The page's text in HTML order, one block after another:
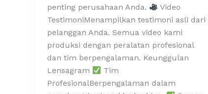
penting perusahaan Anda.
Video
TestimoniMenampilkan testimoni asli dari
pelanggan Anda. Semua video kami
produksi dengan peralatan profesional
dan tim berpengalaman. Keunggulan
Lensagram
Tim
ProfesionalBerpengalaman dalam